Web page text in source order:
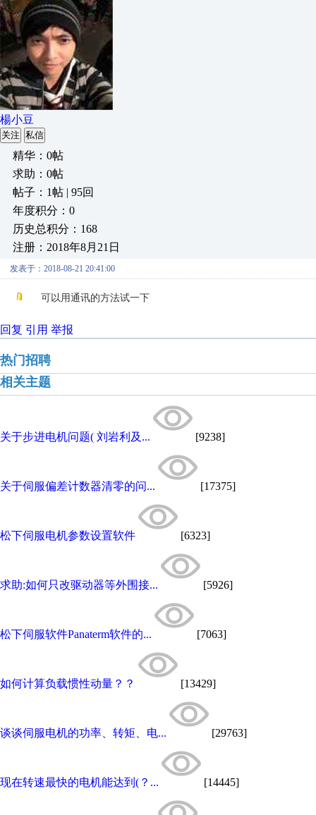
楊小豆
关注 私信
精华：0帖
求助：0帖
帖子：1帖 | 95回
年度积分：0
历史总积分：168
注册：2018年8月21日
发表于：2018-08-21 20:41:00
可以用通讯的方法试一下
回复 引用 举报
热门招聘
相关主题
关于步进电机问题( 刘岩利及... [9238]
关于伺服偏差计数器清零的问... [17375]
松下伺服电机参数设置软件 [6323]
求助:如何只改驱动器等外围接... [5926]
松下伺服软件Panaterm软件的... [7063]
如何计算负载惯性动量？？ [13429]
谈谈伺服电机的功率、转矩、电... [29763]
现在转速最快的电机能达到(？... [14445]